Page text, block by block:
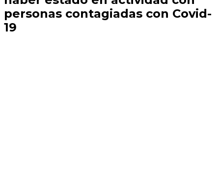
personas contagiadas con Covid-
19